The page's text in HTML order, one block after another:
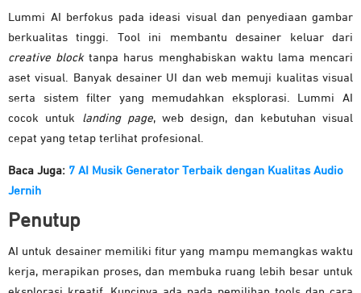
Lummi AI berfokus pada ideasi visual dan penyediaan gambar
berkualitas tinggi. Tool ini membantu desainer keluar dari
creative blocktanpa harus menghabiskan waktu lama mencari
aset visual. Banyak desainer UI dan web memuji kualitas visual
serta sistem filter yang memudahkan eksplorasi. Lummi AI
cocok untuk landing page, web design, dan kebutuhan visual
cepat yang tetap terlihat profesional.
Baca Juga: 7 AI Musik Generator Terbaik dengan Kualitas Audio
Jernih
Penutup
AI untuk desainer memiliki fitur yang mampu memangkas waktu
kerja, merapikan proses, dan membuka ruang lebih besar untuk